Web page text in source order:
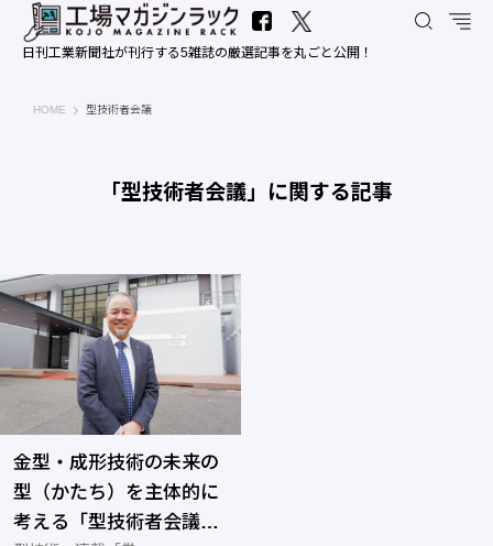
日刊工業新聞社が刊行する5雑誌の厳選記事を丸ごと公開！
HOME 工場マガジンラック｜日刊工業新聞社
型技術者会議
「型技術者会議」に関する記事
金型・成形技術の未来の
型（かたち）を主体的に
考える「型技術者会議